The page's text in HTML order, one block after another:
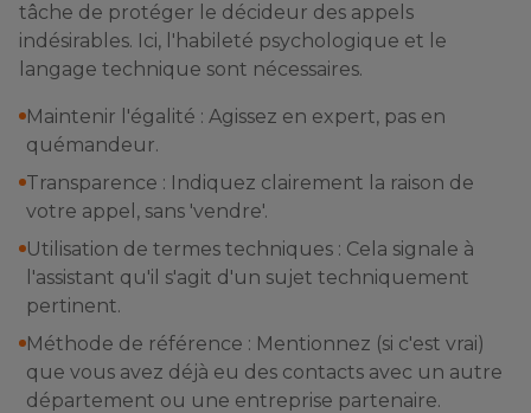
tâche de protéger le décideur des appels
indésirables. Ici, l'habileté psychologique et le
langage technique sont nécessaires.
Maintenir l'égalité : Agissez en expert, pas en
quémandeur.
Transparence : Indiquez clairement la raison de
votre appel, sans 'vendre'.
Utilisation de termes techniques : Cela signale à
l'assistant qu'il s'agit d'un sujet techniquement
pertinent.
Méthode de référence : Mentionnez (si c'est vrai)
que vous avez déjà eu des contacts avec un autre
département ou une entreprise partenaire.